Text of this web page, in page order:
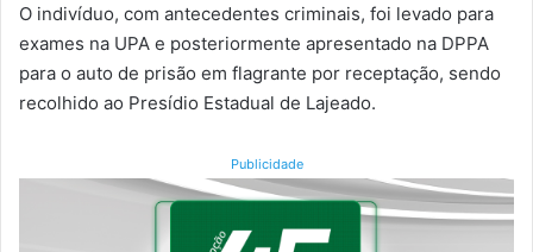
O indivíduo, com antecedentes criminais, foi levado para
exames na UPA e posteriormente apresentado na DPPA
para o auto de prisão em flagrante por receptação, sendo
recolhido ao Presídio Estadual de Lajeado.
Publicidade